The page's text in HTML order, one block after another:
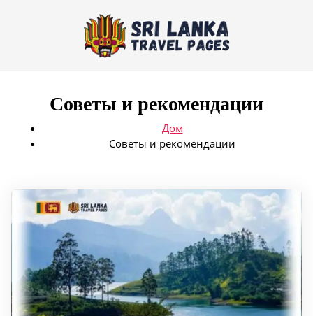
Советы и рекомендации
Дом
Советы и рекомендации